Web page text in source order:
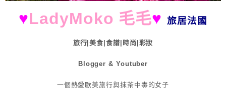
♥LadyMoko 毛毛♥ 旅居法國
旅行|美食|食譜|時尚|彩妝
Blogger & Youtuber
一個熱愛歐美旅行與抹茶中毒的女子